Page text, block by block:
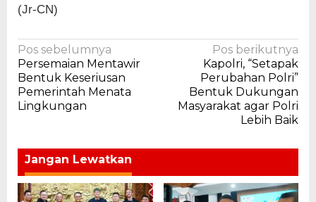
(Jr-CN)
Navigasi
pos
Pos sebelumnya
Persemaian Mentawir
Bentuk Keseriusan
Pemerintah Menata
Lingkungan
Pos berikutnya
Kapolri, “Setapak
Perubahan Polri”
Bentuk Dukungan
Masyarakat agar Polri
Lebih Baik
Jangan Lewatkan